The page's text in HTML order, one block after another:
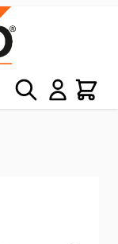
Søg Kurv